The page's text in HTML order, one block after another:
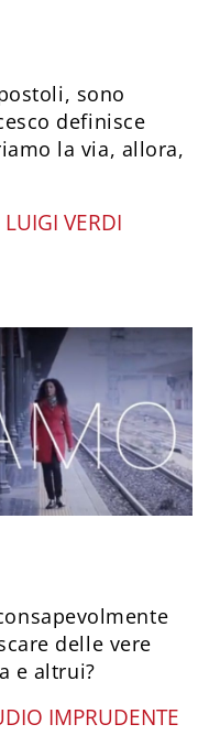
sono
definisce
la via, allora,
VERDI
delle vere
e altrui?
IMPRUDENTE